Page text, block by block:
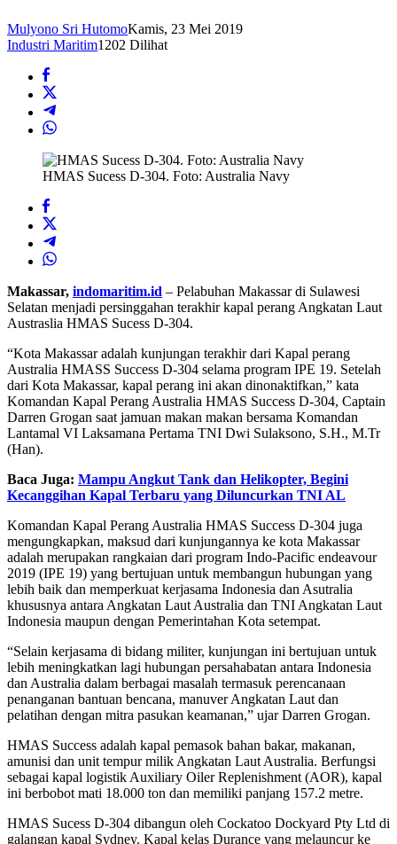
Mulyono Sri HutomoKamis, 23 Mei 2019
Industri Maritim1202 Dilihat
HMAS Sucess D-304. Foto: Australia Navy
Makassar, indomaritim.id – Pelabuhan Makassar di Sulawesi
Selatan menjadi persinggahan terakhir kapal perang Angkatan Laut
Austraslia HMAS Sucess D-304.
“Kota Makassar adalah kunjungan terakhir dari Kapal perang
Australia HMASS Success D-304 selama program IPE 19. Setelah
dari Kota Makassar, kapal perang ini akan dinonaktifkan,” kata
Komandan Kapal Perang Australia HMAS Success D-304, Captain
Darren Grogan saat jamuan makan makan bersama Komandan
Lantamal VI Laksamana Pertama TNI Dwi Sulaksono, S.H., M.Tr
(Han).
Baca Juga: Mampu Angkut Tank dan Helikopter, Begini
Kecanggihan Kapal Terbaru yang Diluncurkan TNI AL
Komandan Kapal Perang Australia HMAS Success D-304 juga
mengungkapkan, maksud dari kunjungannya ke kota Makassar
adalah merupakan rangkaian dari program Indo-Pacific endeavour
2019 (IPE 19) yang bertujuan untuk membangun hubungan yang
lebih baik dan memperkuat kerjasama Indonesia dan Asutralia
khususnya antara Angkatan Laut Australia dan TNI Angkatan Laut
Indonesia maupun dengan Pemerintahan Kota setempat.
“Selain kerjasama di bidang militer, kunjungan ini bertujuan untuk
lebih meningkatkan lagi hubungan persahabatan antara Indonesia
dan Australia dalam berbagai masalah termasuk perencanaan
penanganan bantuan bencana, manuver Angkatan Laut dan
pelatihan dengan mitra pasukan keamanan,” ujar Darren Grogan.
HMAS Success adalah kapal pemasok bahan bakar, makanan,
amunisi dan unit tempur milik Angkatan Laut Australia. Berfungsi
sebagai kapal logistik Auxiliary Oiler Replenishment (AOR), kapal
ini berbobot mati 18.000 ton dan memiliki panjang 157.2 metre.
HMAS Sucess D-304 dibangun oleh Cockatoo Dockyard Pty Ltd di
galangan kapal Sydney. Kapal kelas Durance yang melauncur ke